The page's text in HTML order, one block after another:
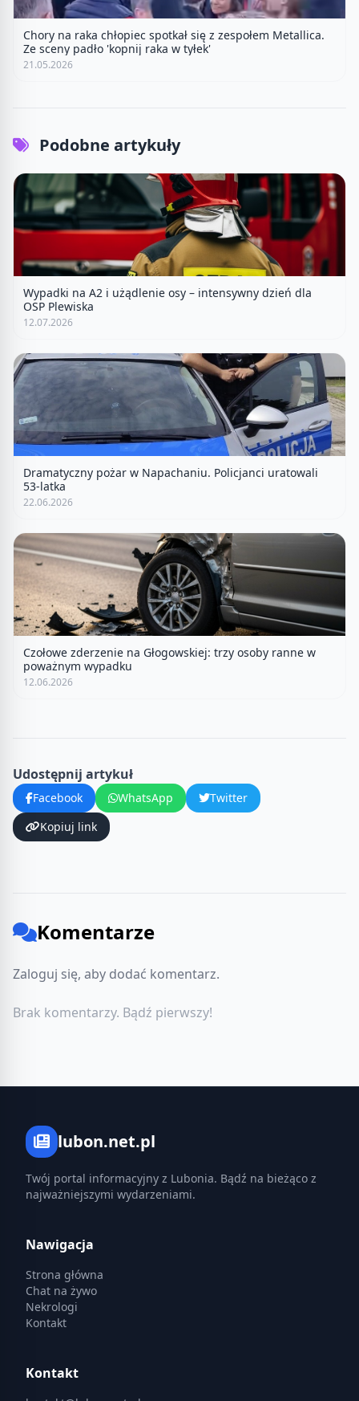
Chory na raka chłopiec spotkał się z zespołem Metallica.
Ze sceny padło 'kopnij raka w tyłek'
21.05.2026
Podobne artykuły
Wypadki na A2 i użądlenie osy – intensywny dzień dla
OSP Plewiska
12.07.2026
Dramatyczny pożar w Napachaniu. Policjanci uratowali
53-latka
22.06.2026
Czołowe zderzenie na Głogowskiej: trzy osoby ranne w
poważnym wypadku
12.06.2026
Udostępnij artykuł
Facebook WhatsApp
Twitter
Kopiuj link
Komentarze
Zaloguj się, aby dodać komentarz.
Brak komentarzy. Bądź pierwszy!
lubon.net.pl
Twój portal informacyjny z Lubonia. Bądź na bieżąco z
najważniejszymi wydarzeniami.
Nawigacja
Strona główna
Chat na żywo
Nekrologi
Kontakt
Kontakt